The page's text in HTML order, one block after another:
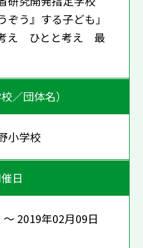
う』する子ども」
え ひとと考え 最
／団体名）
小学校
日
2019年02月09日